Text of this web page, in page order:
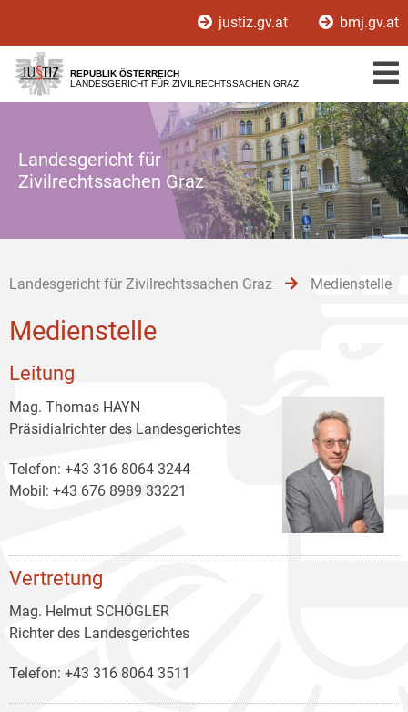
[1]
[2]
[3]
justiz.gv.at bmj.gv.at
REPUBLIK ÖSTERREICH
LANDESGERICHT FÜR ZIVILRECHTSSACHEN GRAZ
Landesgericht für
Zivilrechtssachen Graz
Landesgericht für Zivilrechtssachen Graz Medienstelle
Medienstelle
Leitung
Mag. Thomas HAYN
Präsidialrichter des Landesgerichtes
Telefon: +43 316 8064 3244
Mobil: +43 676 8989 33221
Vertretung
Mag. Helmut SCHÖGLER
Richter des Landesgerichtes
Telefon: +43 316 8064 3511